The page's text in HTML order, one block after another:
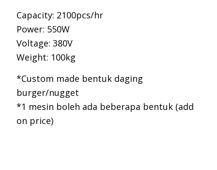
Capacity: 2100pcs/hr
Power: 550W
Voltage: 380V
Weight: 100kg
*Custom made bentuk daging
burger/nugget
*1 mesin boleh ada beberapa bentuk (add
on price)